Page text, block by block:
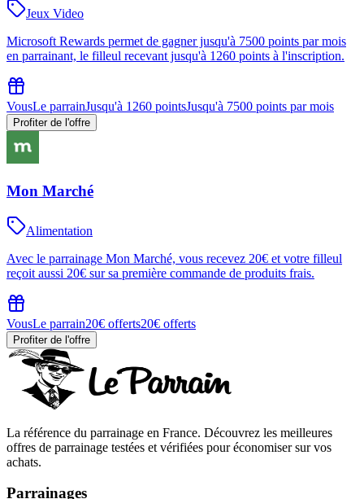
Jeux Video
Microsoft Rewards permet de gagner jusqu'à 7500 points par mois
en parrainant, le filleul recevant jusqu'à 1260 points à l'inscription.
VousLe parrainJusqu'à 1260 pointsJusqu'à 7500 points par mois
Profiter de l'offre
Mon Marché
Alimentation
Avec le parrainage Mon Marché, vous recevez 20€ et votre filleul
reçoit aussi 20€ sur sa première commande de produits frais.
VousLe parrain20€ offerts20€ offerts
Profiter de l'offre
La référence du parrainage en France. Découvrez les meilleures
offres de parrainage testées et vérifiées pour économiser sur vos
achats.
Parrainages